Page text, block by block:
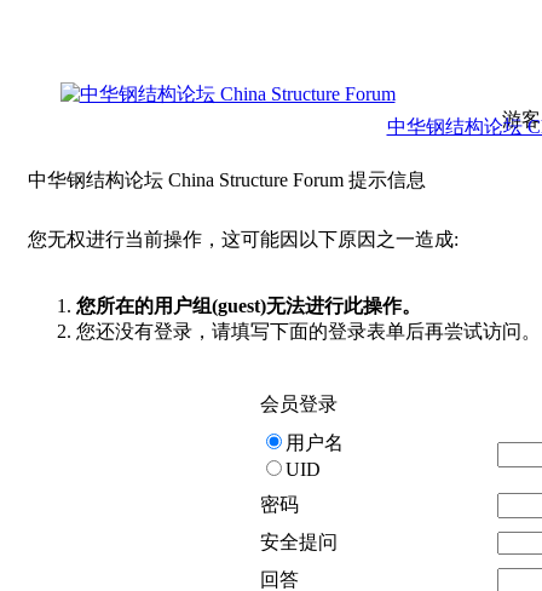
游
中华钢结构论坛
中华钢结构论坛 China Structure Forum 提示信息
您无权进行当前操作，这可能因以下原因之一造成:
您所在的用户组(guest)无法进行此操作。
您还没有登录，请填写下面的登录表单后再尝试访问。
会员登录
用户名
UID
密码
安全提问
回答